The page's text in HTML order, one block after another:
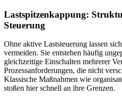
Lastspitzenkappung:
Steuerung
Ohne aktive Laststeuerung lassen
vermeiden. Sie entstehen häufig
gleichzeitige Einschalten mehrerer
Prozessanforderungen, die nicht
Klassische Maßnahmen wie
stoßen hier schnell an ihre Grenzen.